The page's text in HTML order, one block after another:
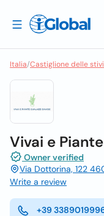
Italia/Castiglione delle
Vivai e
Owner verified
Via Dottorina, 122
Write a review
+39